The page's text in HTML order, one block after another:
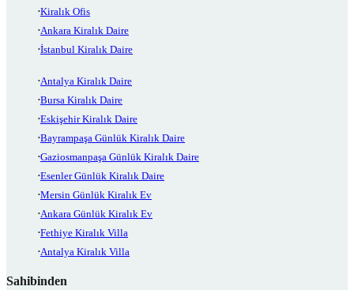
Kiralık Ofis
Ankara Kiralık Daire
İstanbul Kiralık Daire
Antalya Kiralık Daire
Bursa Kiralık Daire
Eskişehir Kiralık Daire
Bayrampaşa Günlük Kiralık Daire
Gaziosmanpaşa Günlük Kiralık Daire
Esenler Günlük Kiralık Daire
Mersin Günlük Kiralık Ev
Ankara Günlük Kiralık Ev
Fethiye Kiralık Villa
Antalya Kiralık Villa
Sahibinden